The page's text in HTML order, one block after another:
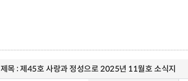
제목 :제45호 사랑과 정성으로 2025년 11월호 소식지